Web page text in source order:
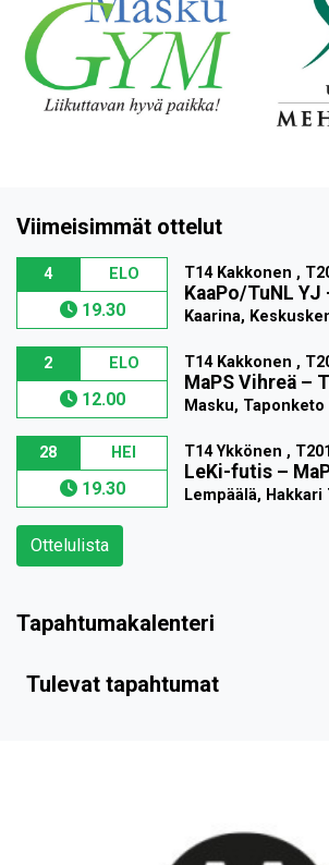
Viimeisimmät ottelut
4 ELO
19.30
T14 Kakkonen ,
KaaPo/TuNL YJ
Kaarina,
2 ELO
12.00
T14 Kakkonen ,
MaPS Vihreä –
Masku, Taponketo
28 HEI
19.30
T14 Ykkönen ,
LeKi-futis –
Lempäälä, Hakkari
Ottelulista
Tapahtumakalenteri
Tulevat tapahtumat